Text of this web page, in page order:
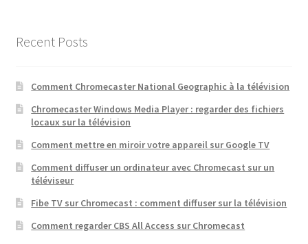
Recent Posts
Comment Chromecaster National Geographic à la télévision
Chromecaster Windows Media Player : regarder des fichiers
locaux sur la télévision
Comment mettre en miroir votre appareil sur Google TV
Comment diffuser un ordinateur avec Chromecast sur un
téléviseur
Fibe TV sur Chromecast : comment diffuser sur la télévision
Comment regarder CBS All Access sur Chromecast